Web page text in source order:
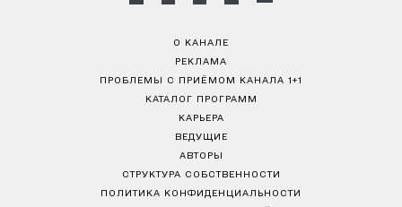
О КАНАЛЕ
РЕКЛАМА
ПРОБЛЕМЫ С ПРИЁМОМ КАНАЛА 1+1
КАТАЛОГ ПРОГРАММ
КАРЬЕРА
ВЕДУЩИЕ
АВТОРЫ
СТРУКТУРА СОБСТВЕННОСТИ
ПОЛИТИКА КОНФИДЕНЦИАЛЬНОСТИ